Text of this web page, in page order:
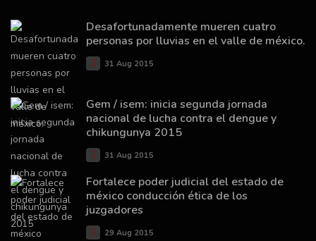
Desafortunadamente mueren cuatro
personas por lluvias en el valle de méxico.
31 Aug 2015
Gem / isem: inicia segunda jornada
nacional de lucha contra el dengue y
chikungunya 2015
31 Aug 2015
Fortalece poder judicial del estado de
méxico conducción ética de los
juzgadores
29 Aug 2015